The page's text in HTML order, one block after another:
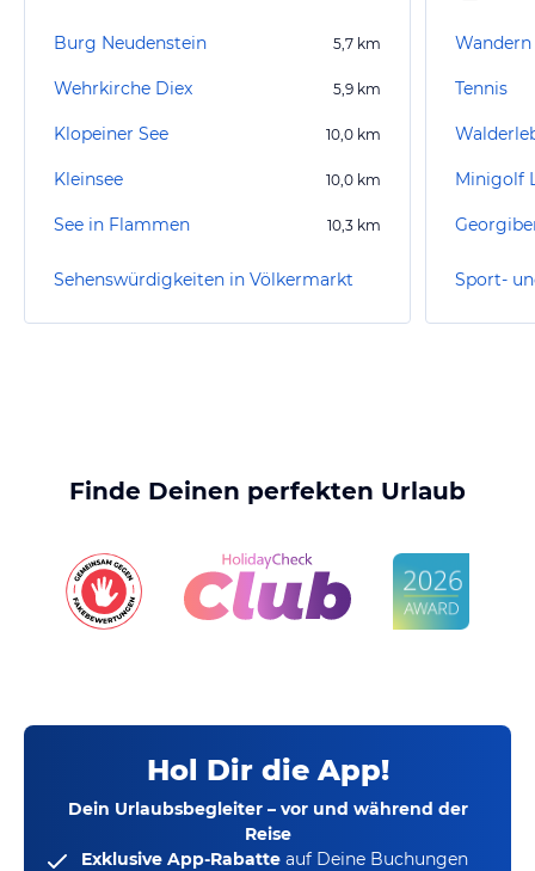
Burg Neudenstein 5,7 km
Wehrkirche Diex 5,9 km
Klopeiner See 10,0 km
Kleinsee 10,0 km
See in Flammen 10,3 km
Sehenswürdigkeiten in Völkermarkt
Tennis
Minigolf
Finde Deinen perfekten Urlaub
Hol Dir die App!
Dein Urlaubsbegleiter – vor und während der
Reise
Exklusive App-Rabatte auf Deine Buchungen